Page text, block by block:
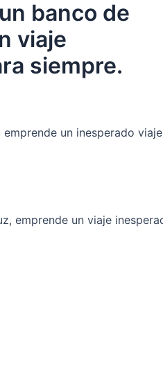
banco de
viaje
siempre.
un inesperado viaje